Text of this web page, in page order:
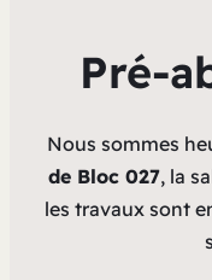
Pré-
Nous sommes
de Bloc 027, la
les travaux sont